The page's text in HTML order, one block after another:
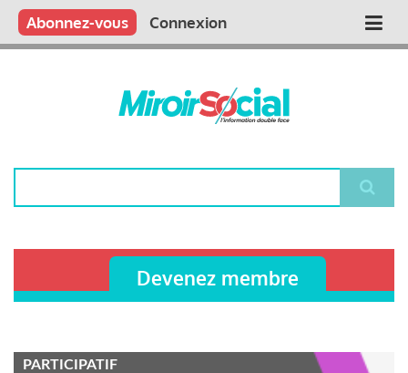
Aller
contenu
Main
Qui sommes nous ?
Vous publiez
Nous publions
Contactez-nous
Abonnez-vous Connexion
Devenez membre
PARTICIPATIF